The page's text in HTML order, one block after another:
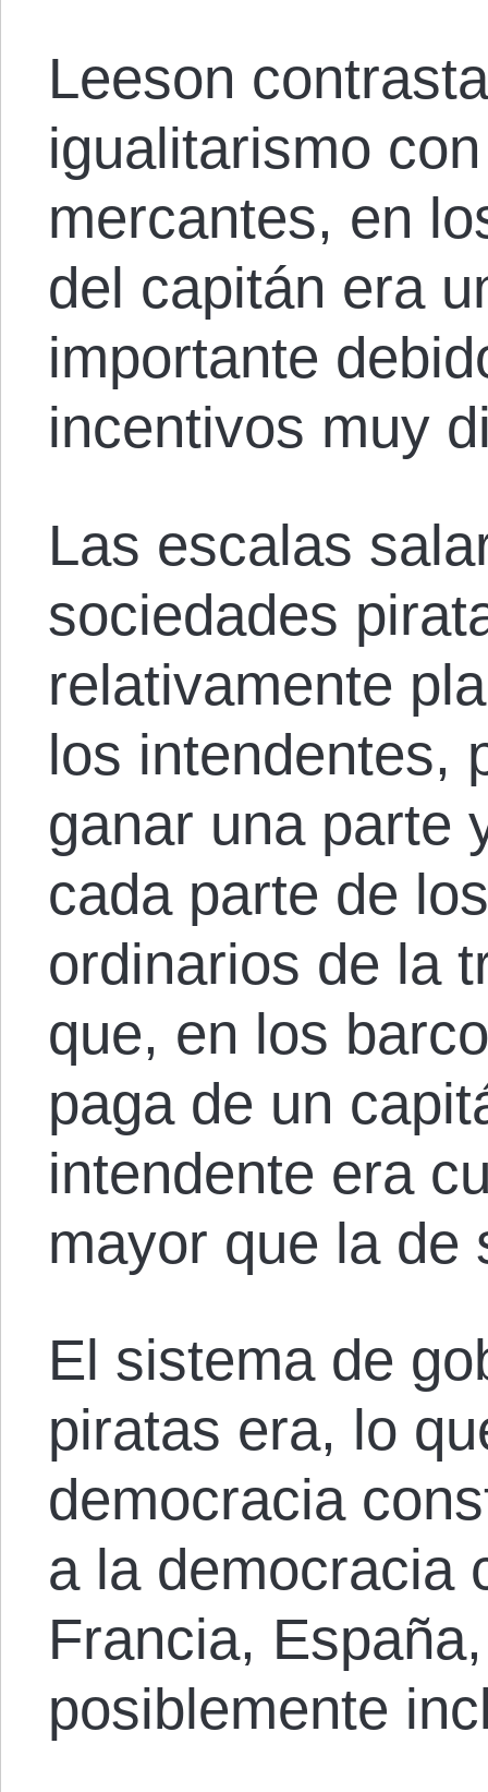
Leeson
igualitarismo
mercantes, en
del capitán era
importante
incentivos muy
Las escalas
sociedades
relativamente
los intendentes,
ganar una parte
cada parte de
ordinarios de la
que, en los
paga de un
intendente era
mayor que la de
El sistema de
piratas era, lo
democracia
a la democracia
Francia,
posiblemente